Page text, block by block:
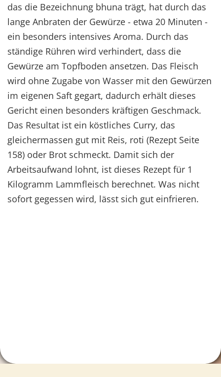
das die Bezeichnung bhuna trägt, hat durch das
lange Anbraten der Gewürze - etwa 20 Minuten -
ein besonders intensives Aroma. Durch das
ständige Rühren wird verhindert, dass die
Gewürze am Topfboden ansetzen. Das Fleisch
wird ohne Zugabe von Wasser mit den Gewürzen
im eigenen Saft gegart, dadurch erhält dieses
Gericht einen besonders kräftigen Geschmack.
Das Resultat ist ein köstliches Curry, das
gleichermassen gut mit Reis, roti (Rezept Seite
158) oder Brot schmeckt. Damit sich der
Arbeitsaufwand lohnt, ist dieses Rezept für 1
Kilogramm Lammfleisch berechnet. Was nicht
sofort gegessen wird, lässt sich gut einfrieren.